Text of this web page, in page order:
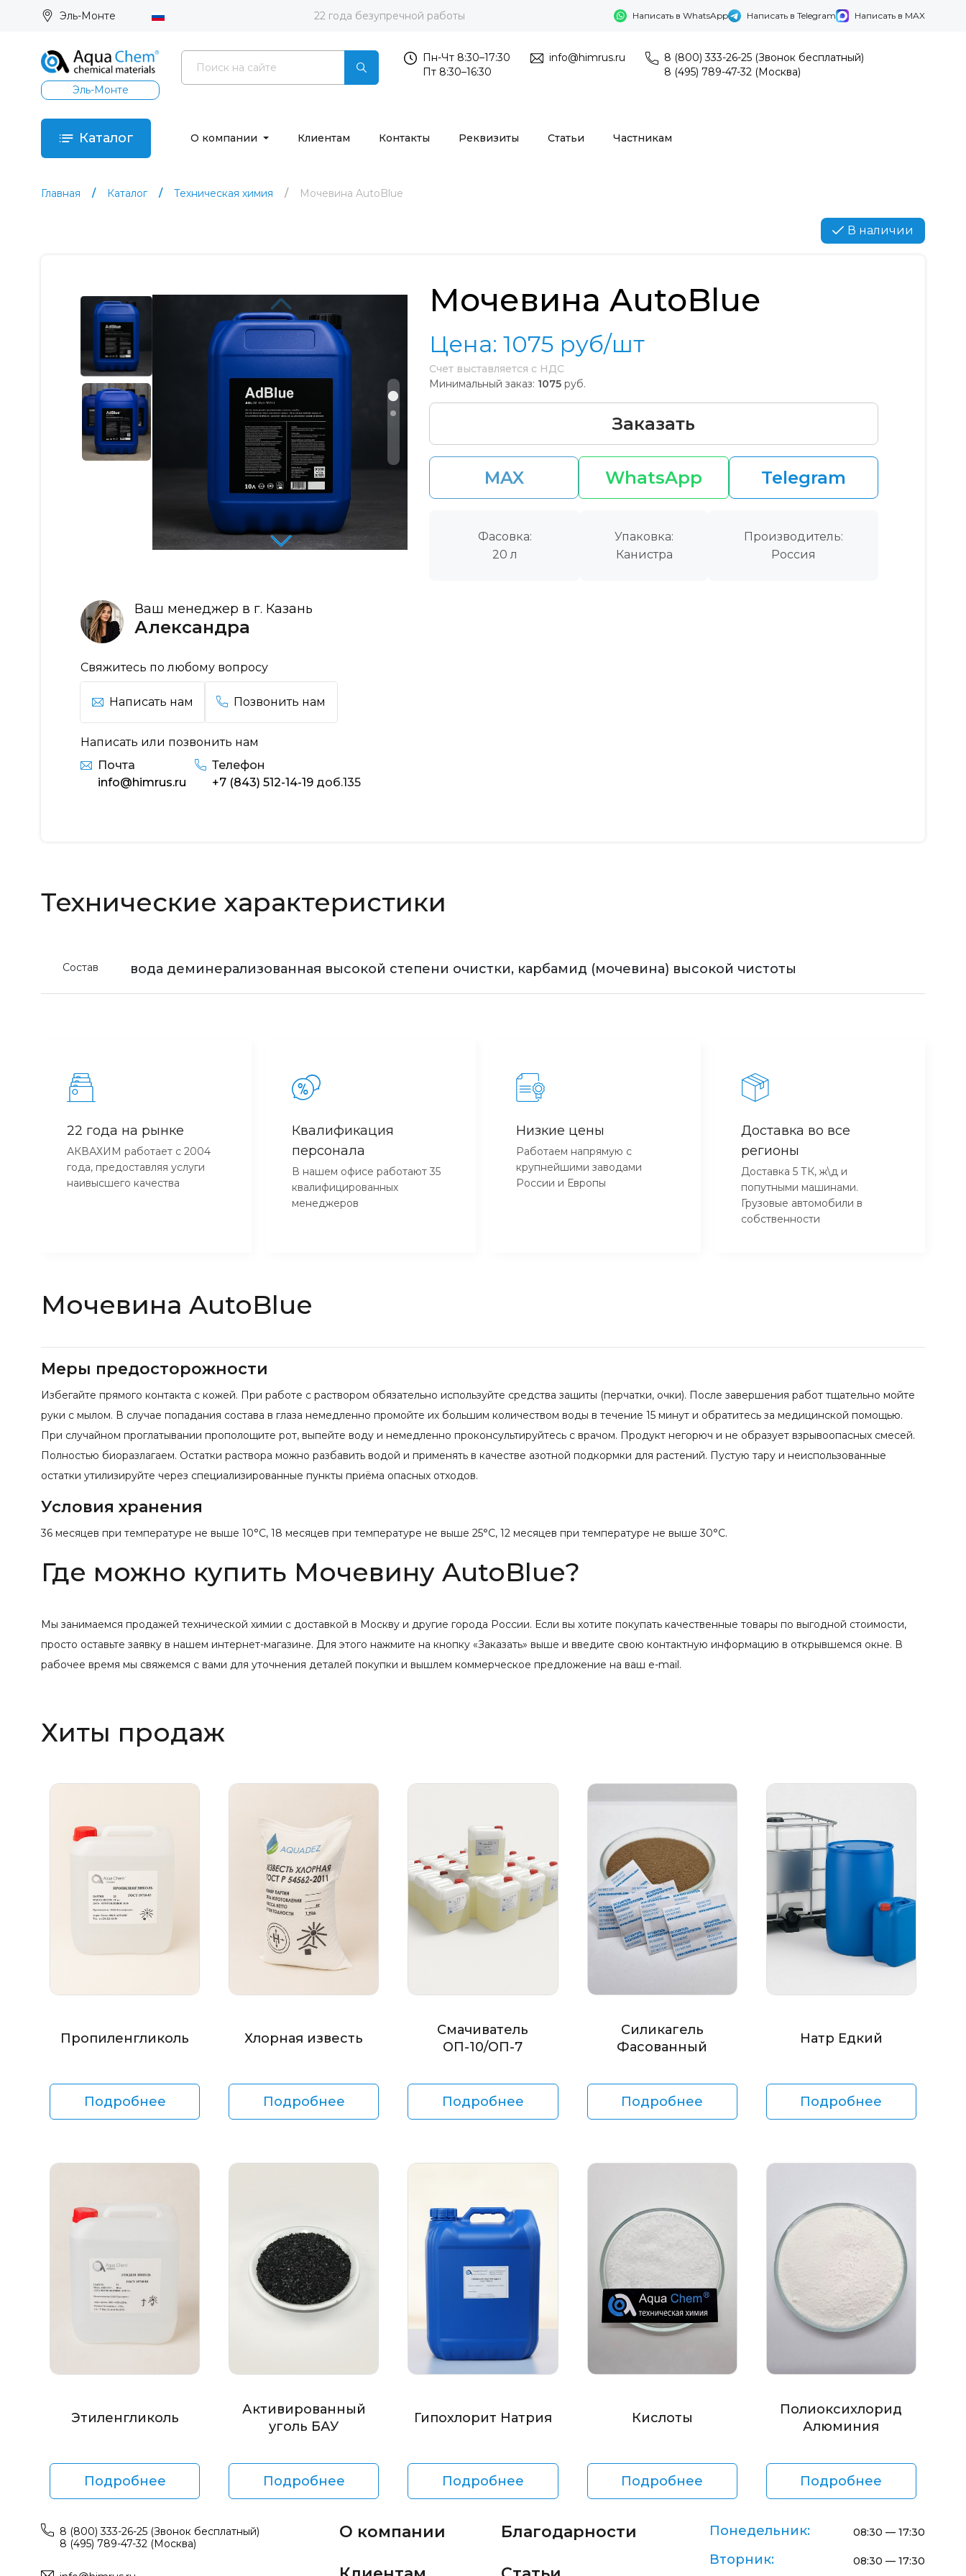
Эль-Монте 22 года безупречной работы Написать в WhatsApp Написать в Telegram Написать в MAX
Эль-Монте
Пн-Чт 8:30–17:30
Пт 8:30–16:30
info@himrus.ru
8 (800) 333-26-25 (Звонок бесплатный)
8 (495) 789-47-32 (Москва)
Каталог О компании Клиентам Контакты Реквизиты Статьи Частникам
Главная Каталог Техническая химия Мочевина AutoBlue
В наличии
Ваш менеджер в г. Казань
Александра
Свяжитесь по любому вопросу
Написать нам Позвонить нам
Написать или позвонить нам
Почта
info@himrus.ru
Телефон
+7 (843) 512-14-19 доб.135
Мочевина AutoBlue
Цена: 1075 руб/шт
Счет выставляется с НДС
Минимальный заказ: 1075 руб.
Заказать
MAX WhatsApp Telegram
Фасовка:
20 л
Упаковка:
Канистра
Производитель:
Россия
Технические характеристики
Состав вода деминерализованная высокой степени очистки, карбамид (мочевина) высокой чистоты
22 года на рынке
АКВАХИМ работает с 2004
года, предоставляя услуги
наивысшего качества
Квалификация
персонала
В нашем офисе работают 35
квалифицированных
менеджеров
Низкие цены
Работаем напрямую с
крупнейшими заводами
России и Европы
Доставка во все
регионы
Доставка 5 ТК, ж\д и
попутными машинами.
Грузовые автомобили в
собственности
Мочевина AutoBlue
Меры предосторожности
Избегайте прямого контакта с кожей. При работе с раствором обязательно используйте средства защиты (перчатки, очки). После завершения работ тщательно мойте
руки с мылом. В случае попадания состава в глаза немедленно промойте их большим количеством воды в течение 15 минут и обратитесь за медицинской помощью.
При случайном проглатывании прополощите рот, выпейте воду и немедленно проконсультируйтесь с врачом. Продукт негорюч и не образует взрывоопасных смесей.
Полностью биоразлагаем. Остатки раствора можно разбавить водой и применять в качестве азотной подкормки для растений. Пустую тару и неиспользованные
остатки утилизируйте через специализированные пункты приёма опасных отходов.
Условия хранения
36 месяцев при температуре не выше 10°С, 18 месяцев при температуре не выше 25°С, 12 месяцев при температуре не выше 30°С.
Где можно купить Мочевину AutoBlue?
Мы занимаемся продажей технической химии с доставкой в Москву и другие города России. Если вы хотите покупать качественные товары по выгодной стоимости,
просто оставьте заявку в нашем интернет-магазине. Для этого нажмите на кнопку «Заказать» выше и введите свою контактную информацию в открывшемся окне. В
рабочее время мы свяжемся с вами для уточнения деталей покупки и вышлем коммерческое предложение на ваш e-mail.
Хиты продаж
Пропиленгликоль
Подробнее
Хлорная известь
Подробнее
Смачиватель
ОП-10/ОП-7
Подробнее
Силикагель
Фасованный
Подробнее
Натр Едкий
Подробнее
Этиленгликоль
Подробнее
Активированный
уголь БАУ
Подробнее
Гипохлорит Натрия
Подробнее
Кислоты
Подробнее
Полиоксихлорид
Алюминия
Подробнее
8 (800) 333-26-25 (Звонок бесплатный)
8 (495) 789-47-32 (Москва)
О компании Благодарности Понедельник: 08:30 — 17:30
Вторник: 08:30 — 17:30